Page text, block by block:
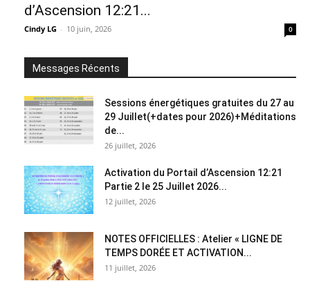
d’Ascension 12:21...
Cindy LG - 10 juin, 2026 0
Messages Récents
Sessions énergétiques gratuites du 27 au
29 Juillet(+dates pour 2026)+Méditations
de...
26 juillet, 2026
Activation du Portail d’Ascension 12:21
Partie 2 le 25 Juillet 2026...
12 juillet, 2026
NOTES OFFICIELLES : Atelier « LIGNE DE
TEMPS DORÉE ET ACTIVATION...
11 juillet, 2026